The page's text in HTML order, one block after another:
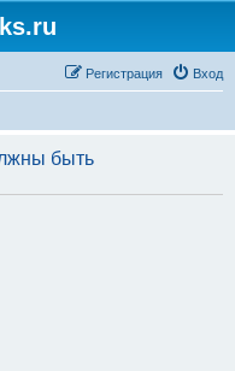
Вход
Регистрация
быть